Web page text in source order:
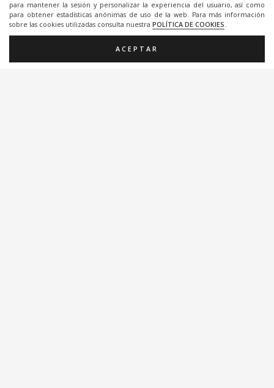
para mantener la sesión y personalizar la experiencia del usuario, así como
para obtener estadísticas anónimas de uso de la web. Para más información
sobre las cookies utilizadas consulta nuestra POLÍTICA DE COOKIES.
ACEPTAR